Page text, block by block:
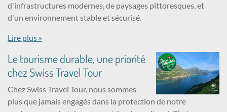
d'infrastructures modernes, de paysages pittoresques, et
d'un environnement stable et sécurisé.
Lire plus »
Le tourisme durable, une priorité
chez Swiss Travel Tour
Chez Swiss Travel Tour, nous sommes
plus que jamais engagés dans la protection de notre